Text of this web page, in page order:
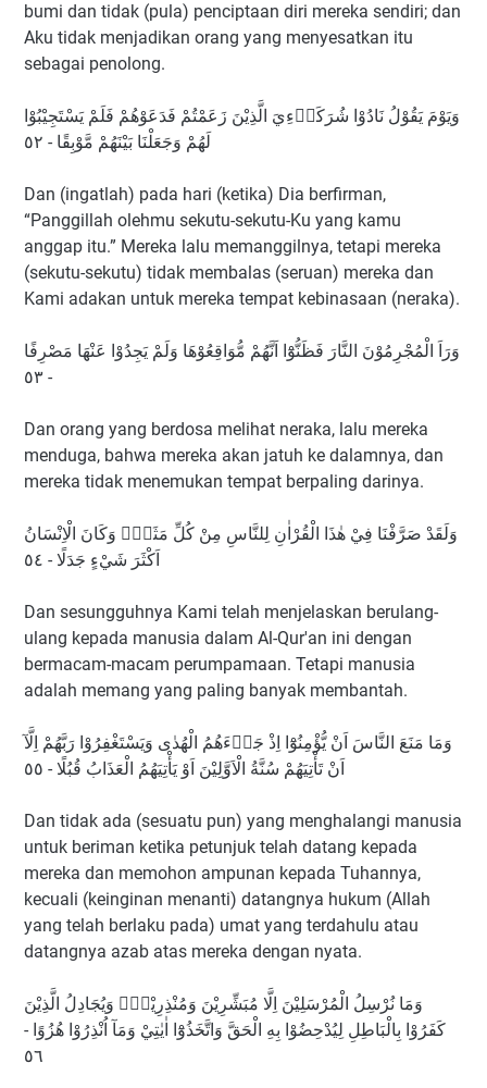
bumi dan tidak (pula) penciptaan diri mereka sendiri; dan
Aku tidak menjadikan orang yang menyesatkan itu
sebagai penolong.
وَيَوْمَ يَقُوْلُ نَادُوْا شُرَكَاۤءِيَ الَّذِيْنَ زَعَمْتُمْ فَدَعَوْهُمْ فَلَمْ يَسْتَجِيْبُوْا
لَهُمْ وَجَعَلْنَا بَيْنَهُمْ مَّوْبِقًا - ٥٢
Dan (ingatlah) pada hari (ketika) Dia berfirman,
“Panggillah olehmu sekutu-sekutu-Ku yang kamu
anggap itu.” Mereka lalu memanggilnya, tetapi mereka
(sekutu-sekutu) tidak membalas (seruan) mereka dan
Kami adakan untuk mereka tempat kebinasaan (neraka).
وَرَاَ الْمُجْرِمُوْنَ النَّارَ فَظَنُّوْٓا اَنَّهُمْ مُّوَاقِعُوْهَا وَلَمْ يَجِدُوْا عَنْهَا مَصْرِفًا
- ٥٣
Dan orang yang berdosa melihat neraka, lalu mereka
menduga, bahwa mereka akan jatuh ke dalamnya, dan
mereka tidak menemukan tempat berpaling darinya.
وَلَقَدْ صَرَّفْنَا فِيْ هٰذَا الْقُرْاٰنِ لِلنَّاسِ مِنْ كُلِّ مَثَلٍۗ وَكَانَ الْاِنْسَانُ
اَكْثَرَ شَيْءٍ جَدَلًا - ٥٤
Dan sesungguhnya Kami telah menjelaskan berulang-
ulang kepada manusia dalam Al-Qur'an ini dengan
bermacam-macam perumpamaan. Tetapi manusia
adalah memang yang paling banyak membantah.
وَمَا مَنَعَ النَّاسَ اَنْ يُّؤْمِنُوْٓا اِذْ جَاۤءَهُمُ الْهُدٰى وَيَسْتَغْفِرُوْا رَبَّهُمْ اِلَّآ
اَنْ تَأْتِيَهُمْ سُنَّةُ الْاَوَّلِيْنَ اَوْ يَأْتِيَهُمُ الْعَذَابُ قُبُلًا - ٥٥
Dan tidak ada (sesuatu pun) yang menghalangi manusia
untuk beriman ketika petunjuk telah datang kepada
mereka dan memohon ampunan kepada Tuhannya,
kecuali (keinginan menanti) datangnya hukum (Allah
yang telah berlaku pada) umat yang terdahulu atau
datangnya azab atas mereka dengan nyata.
وَمَا نُرْسِلُ الْمُرْسَلِيْنَ اِلَّا مُبَشِّرِيْنَ وَمُنْذِرِيْنَۚ وَيُجَادِلُ الَّذِيْنَ
كَفَرُوْا بِالْبَاطِلِ لِيُدْحِضُوْا بِهِ الْحَقَّ وَاتَّخَذُوْٓا اٰيٰتِيْ وَمَآ اُنْذِرُوْا هُزُوًا -
٥٦